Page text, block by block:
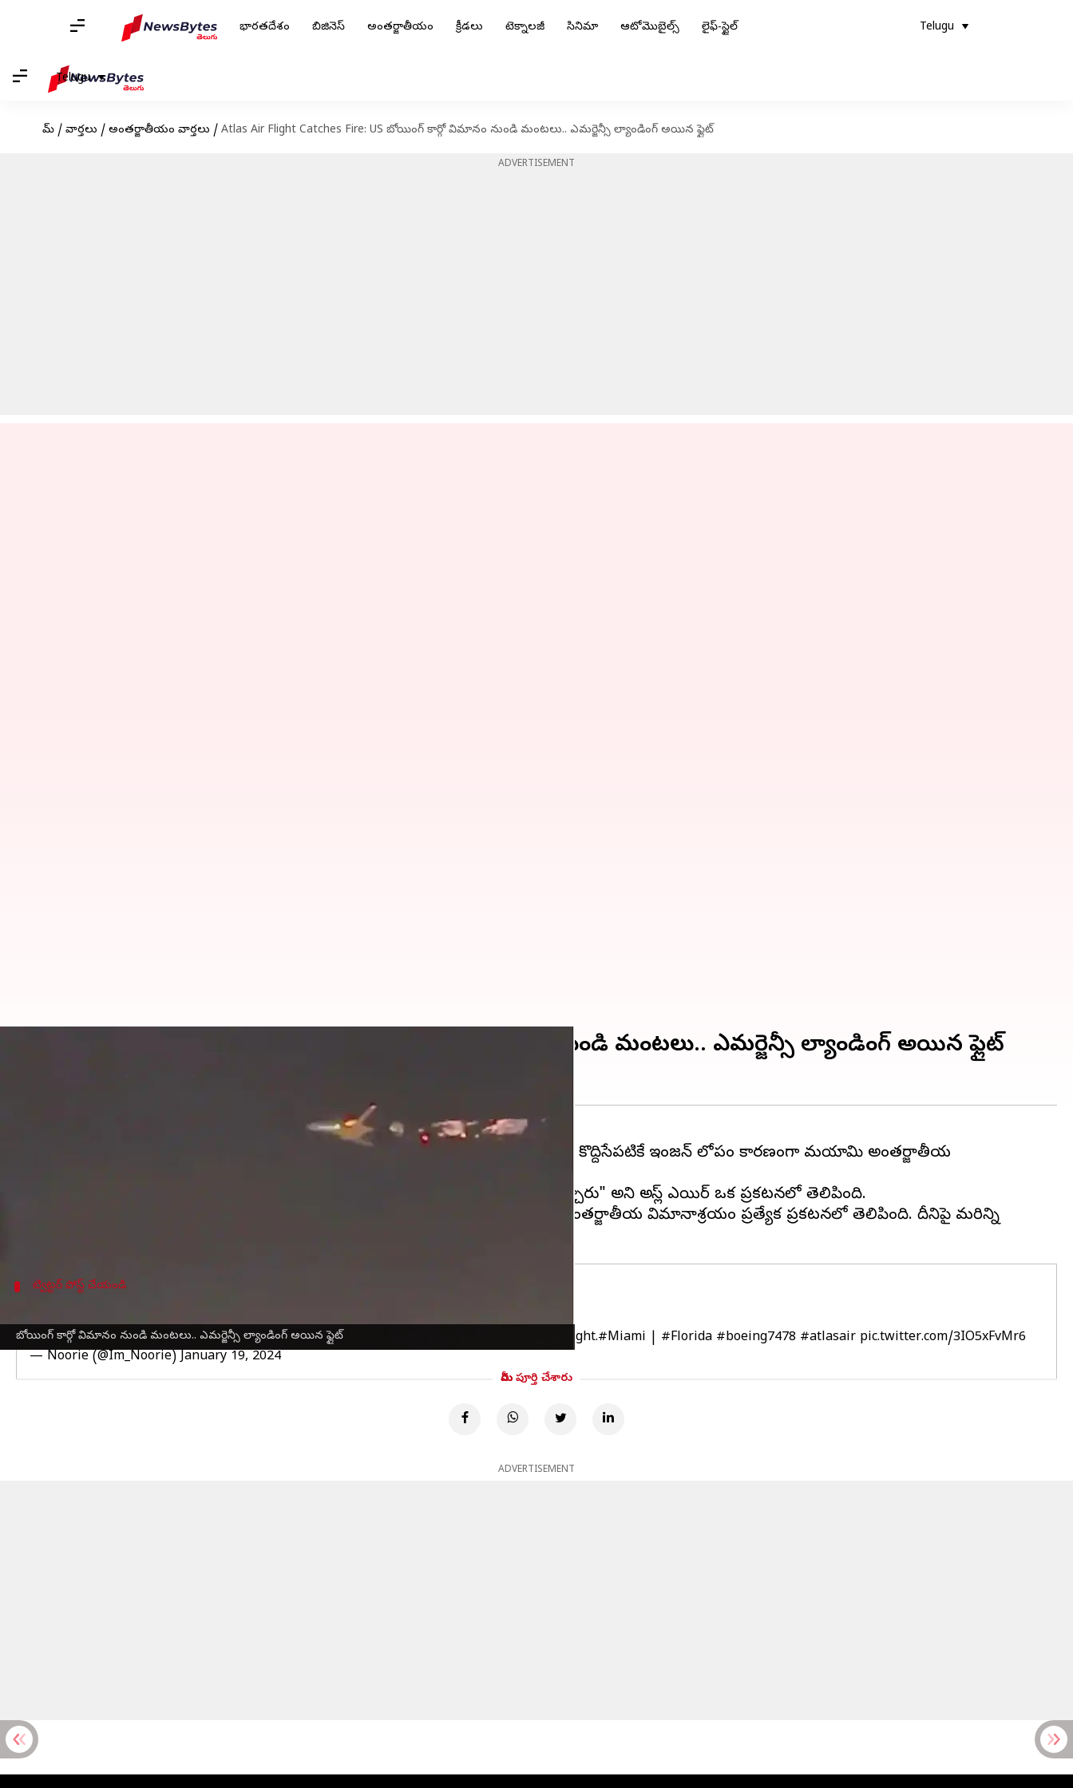
భారతదేశం బిజినెస్ అంతర్జాతీయం క్రీడలు టెక్నాలజీ సినిమా ఆటోమొబైల్స్ లైఫ్-స్టైల్ Telugu
Telugu
హోమ్ / వార్తలు / అంతర్జాతీయం వార్తలు / Atlas Air Flight Catches Fire: US బోయింగ్ కార్గో విమానం నుండి మంటలు.. ఎమర్జెన్సీ ల్యాండింగ్ అయిన ఫ్లైట్
ADVERTISEMENT
బోయింగ్ కార్గో విమానం నుండి మంటలు.. ఎమర్జెన్సీ ల్యాండింగ్ అయిన ఫ్లైట్
Atlas Air Flight Catches Fire: US బోయింగ్ కార్గో విమానం నుండి మంటలు.. ఎమర్జెన్సీ ల్యాండింగ్ అయిన ఫ్లైట్
అట్లాస్ ఎయిర్ బోయింగ్ కార్గో ఫ్లైట్ 5Y95, బోయింగ్ 747-8 (N859GT) విమానం బయలుదేరిన కొద్దిసేపటికే ఇంజన్ లోపం కారణంగా మయామి అంతర్జాతీయ
"సిబ్బంది అన్ని ప్రామాణిక విధానాలను అనుసరించారు అలాగే సురక్షితంగా MIAకి తిరిగి వచ్చారు" అని అట్లాస్ ఎయిర్ ఒక ప్రకటనలో తెలిపింది.
మయామి-డేడ్ ఫైర్ రెస్క్యూ స్పందించింది.ఎవరికీ ఎటువంటి గాయాలు కాలేదని మయామి అంతర్జాతీయ విమానాశ్రయం ప్రత్యేక ప్రకటనలో తెలిపింది. దీనిపై మరిన్ని
ట్విట్టర్ పోస్ట్ చేయండి
💥#BREAKING : Atlas Air Boeing 747-8 catches fire with sparks shooting out during mid flight.#Miami #Florida #boeing7478 #atlasair pic.twitter.com/3IO5xFvMr6
— Noorie (@Im_Noorie)January 19, 2024
మీరు పూర్తి చేశారు
ADVERTISEMENT